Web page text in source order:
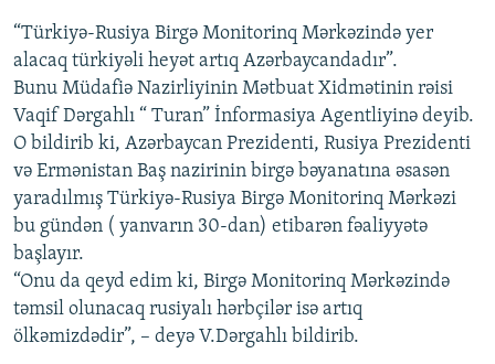
“Türkiyə-Rusiya Birgə Monitorinq Mərkəzində yer
alacaq türkiyəli heyət artıq Azərbaycandadır”.
Bunu Müdafiə Nazirliyinin Mətbuat Xidmətinin rəisi
Vaqif Dərgahlı “ Turan” İnformasiya Agentliyinə deyib.
O bildirib ki, Azərbaycan Prezidenti, Rusiya Prezidenti
və Ermənistan Baş nazirinin birgə bəyanatına əsasən
yaradılmış Türkiyə-Rusiya Birgə Monitorinq Mərkəzi
bu gündən ( yanvarın 30-dan) etibarən fəaliyyətə
başlayır.
“Onu da qeyd edim ki, Birgə Monitorinq Mərkəzində
təmsil olunacaq rusiyalı hərbçilər isə artıq
ölkəmizdədir”, – deyə V.Dərgahlı bildirib.